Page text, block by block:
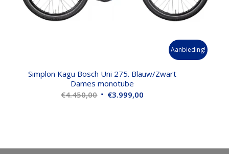
Simplon Kagu Bosch Uni 275. Blauw/Zwart
Dames monotube
€4.450,00 Oorspronkelijke
€3.999,00
Aanbieding!